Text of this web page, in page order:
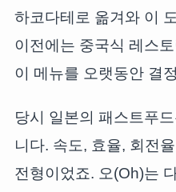
하코다테로 옮겨와 이
이전에는 중국식 레스
이 메뉴를 오랫동안 결
당시 일본의 패스트푸
니다. 속도, 효율, 회전
전형이었죠. 오(Oh)는